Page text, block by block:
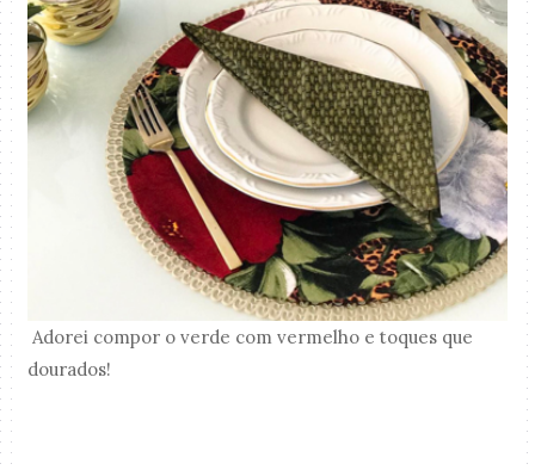
Adorei compor o verde com vermelho e toques que
dourados!